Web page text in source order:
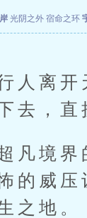
光阴之外 宿命之环
离开
去，直
境界
的威
之地。